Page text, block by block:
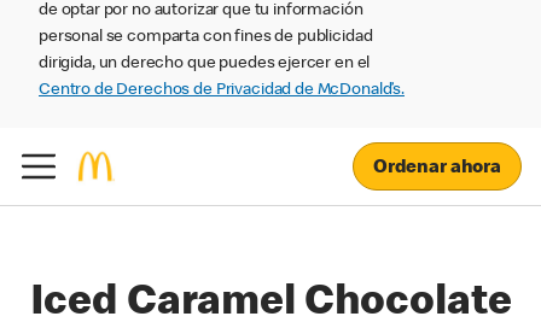
de optar por no autorizar que tu información
personal se comparta con fines de publicidad
dirigida, un derecho que puedes ejercer en el
Centro de Derechos de Privacidad de McDonald’s.
Ordenar ahora
Iced Caramel Chocolate